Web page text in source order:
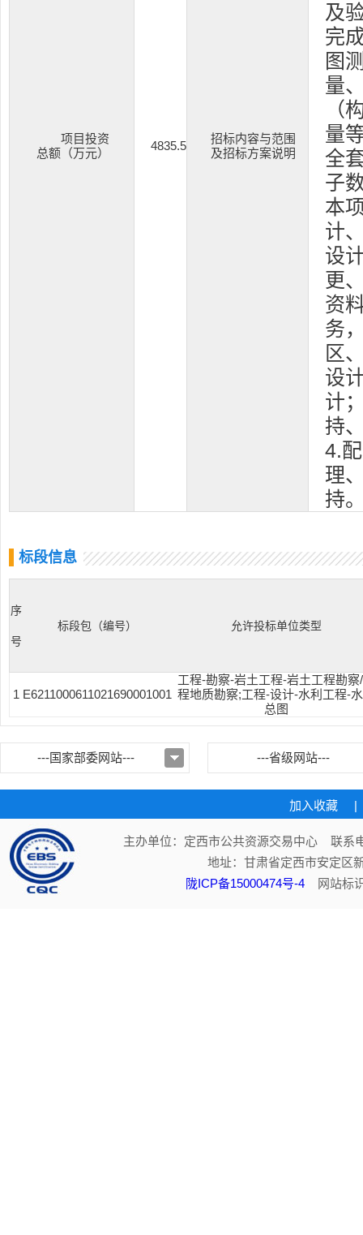
项目投资
总额（万元）
4835.5
招标内容与范围
及招标方案说明
及
完
图
量
（
量
全
子
本
计
设
更
资
务
区
设
计
持
4.
理
持
标段信息
序
号
标段包（编号） 允许投标单位类型
1 E6211000611021690001001
工程-勘察-岩土工程-岩土工程勘察
程地质勘察;工程-设计-水利工程-
总图
---国家部委网站--- ---省级网站---
加入收藏 |
主办单位：定西市公共资源交易中心 联系
地址：甘肃省定西市安定
陇ICP备15000474号-4 网站标